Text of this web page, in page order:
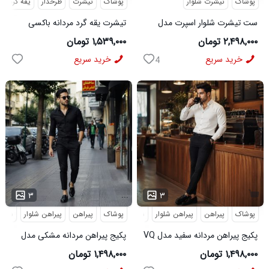
تیشرت یقه گرد مردانه باکسی
طرحدار مچینست سبز
Balenciaga مدل 50944
۱,۵۳۹,۰۰۰ تومان
خرید سریع
ست تیشرت شلوار اسپرت مدل
MAN مشکی
۲,۴۹۸,۰۰۰ تومان
خرید سریع 4
۳ ...
پوشاک پیراهن پیراهن شلوار
پکیج پیراهن مردانه مشکی مدل
VQ شلوار مردانه مشکی مدل
MOBIN
۱,۴۹۸,۰۰۰ تومان
۳
پوشاک پیراهن پیراهن شلوار شلوار مردانه
پکیج پیراهن مردانه سفید مدل VQ
شلوار مردانه مشکی مدل MOBIN
۱,۴۹۸,۰۰۰ تومان